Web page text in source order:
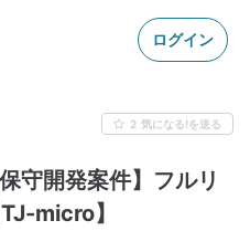
ログイン
2 気になる!を送る
守開発案件】フルリ
micro】